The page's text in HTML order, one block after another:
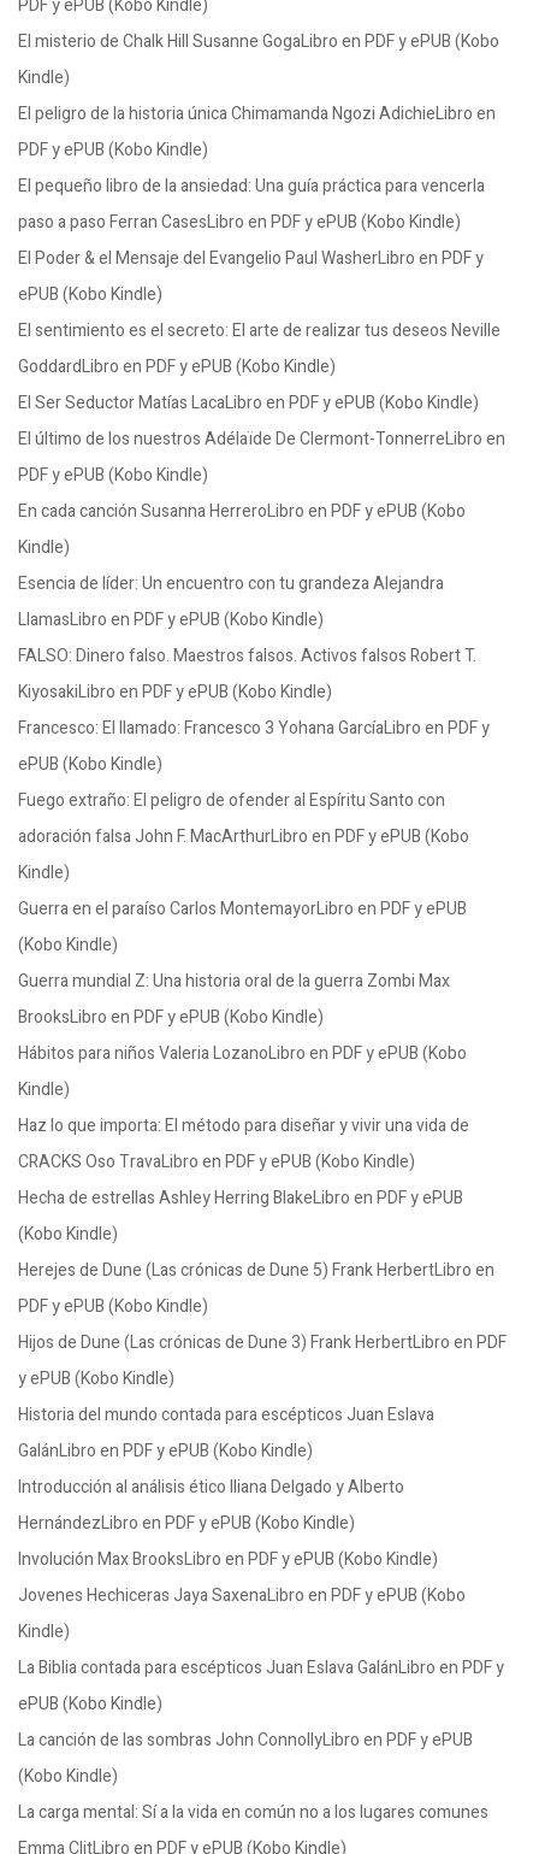
PDF y ePUB (Kobo Kindle)
El misterio de Chalk Hill Susanne GogaLibro en PDF y ePUB (Kobo
Kindle)
El peligro de la historia única Chimamanda Ngozi AdichieLibro en
PDF y ePUB (Kobo Kindle)
El pequeño libro de la ansiedad: Una guía práctica para vencerla
paso a paso Ferran CasesLibro en PDF y ePUB (Kobo Kindle)
El Poder & el Mensaje del Evangelio Paul WasherLibro en PDF y
ePUB (Kobo Kindle)
El sentimiento es el secreto: El arte de realizar tus deseos Neville
GoddardLibro en PDF y ePUB (Kobo Kindle)
El Ser Seductor Matías LacaLibro en PDF y ePUB (Kobo Kindle)
El último de los nuestros Adélaïde De Clermont-TonnerreLibro en
PDF y ePUB (Kobo Kindle)
En cada canción Susanna HerreroLibro en PDF y ePUB (Kobo
Kindle)
Esencia de líder: Un encuentro con tu grandeza Alejandra
LlamasLibro en PDF y ePUB (Kobo Kindle)
FALSO: Dinero falso. Maestros falsos. Activos falsos Robert T.
KiyosakiLibro en PDF y ePUB (Kobo Kindle)
Francesco: El llamado: Francesco 3 Yohana GarcíaLibro en PDF y
ePUB (Kobo Kindle)
Fuego extraño: El peligro de ofender al Espíritu Santo con
adoración falsa John F. MacArthurLibro en PDF y ePUB (Kobo
Kindle)
Guerra en el paraíso Carlos MontemayorLibro en PDF y ePUB
(Kobo Kindle)
Guerra mundial Z: Una historia oral de la guerra Zombi Max
BrooksLibro en PDF y ePUB (Kobo Kindle)
Hábitos para niños Valeria LozanoLibro en PDF y ePUB (Kobo
Kindle)
Haz lo que importa: El método para diseñar y vivir una vida de
CRACKS Oso TravaLibro en PDF y ePUB (Kobo Kindle)
Hecha de estrellas Ashley Herring BlakeLibro en PDF y ePUB
(Kobo Kindle)
Herejes de Dune (Las crónicas de Dune 5) Frank HerbertLibro en
PDF y ePUB (Kobo Kindle)
Hijos de Dune (Las crónicas de Dune 3) Frank HerbertLibro en PDF
y ePUB (Kobo Kindle)
Historia del mundo contada para escépticos Juan Eslava
GalánLibro en PDF y ePUB (Kobo Kindle)
Introducción al análisis ético Iliana Delgado y Alberto
HernándezLibro en PDF y ePUB (Kobo Kindle)
Involución Max BrooksLibro en PDF y ePUB (Kobo Kindle)
Jovenes Hechiceras Jaya SaxenaLibro en PDF y ePUB (Kobo
Kindle)
La Biblia contada para escépticos Juan Eslava GalánLibro en PDF y
ePUB (Kobo Kindle)
La canción de las sombras John ConnollyLibro en PDF y ePUB
(Kobo Kindle)
La carga mental: Sí a la vida en común no a los lugares comunes
Emma ClitLibro en PDF y ePUB (Kobo Kindle)